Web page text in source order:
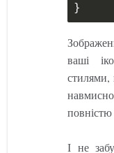
}
ваші
стилями,
І не